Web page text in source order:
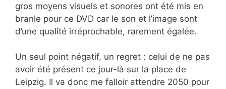
gros moyens visuels et sonores ont été mis en
branle pour ce DVD car le son et l’image sont
d’une qualité irréprochable, rarement égalée.
Un seul point négatif, un regret : celui de ne pas
avoir été présent ce jour-là sur la place de
Leipzig. Il va donc me falloir attendre 2050 pour